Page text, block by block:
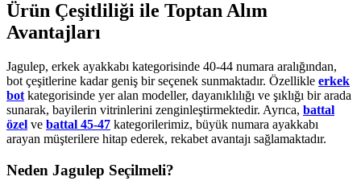
Ürün Çeşitliliği ile Toptan Alım
Avantajları
Jagulep, erkek ayakkabı kategorisinde 40-44 numara aralığından,
bot çeşitlerine kadar geniş bir seçenek sunmaktadır. Özellikle erkek
bot kategorisinde yer alan modeller, dayanıklılığı ve şıklığı bir arada
sunarak, bayilerin vitrinlerini zenginleştirmektedir. Ayrıca, battal
özel ve battal 45-47 kategorilerimiz, büyük numara ayakkabı
arayan müşterilere hitap ederek, rekabet avantajı sağlamaktadır.
Neden Jagulep Seçilmeli?